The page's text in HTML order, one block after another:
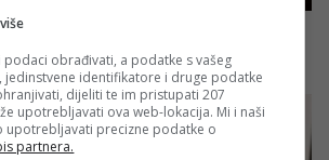
podaci obrađivati, a podatke s vašeg
jedinstvene identifikatore i druge podatke
dijeliti te im pristupati 207
upotrebljavati ova web-lokacija. Mi i naši
upotrebljavati precizne podatke o
partnera.